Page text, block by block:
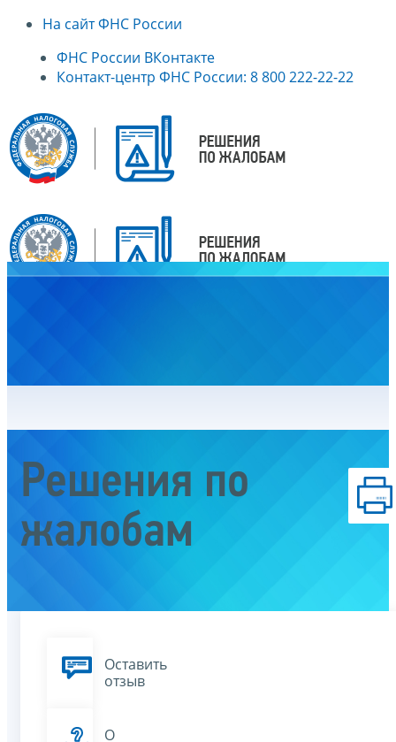
На сайт ФНС России
ФНС России ВКонтакте
Контакт-центр ФНС России: 8 800 222-22-22
Решения по
жалобам
Оставить
отзыв
О